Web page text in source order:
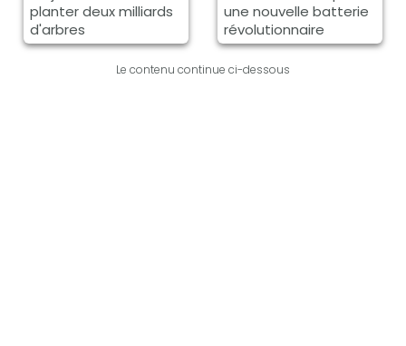
planter deux milliards
d'arbres
une nouvelle batterie
révolutionnaire
Le contenu continue ci-dessous